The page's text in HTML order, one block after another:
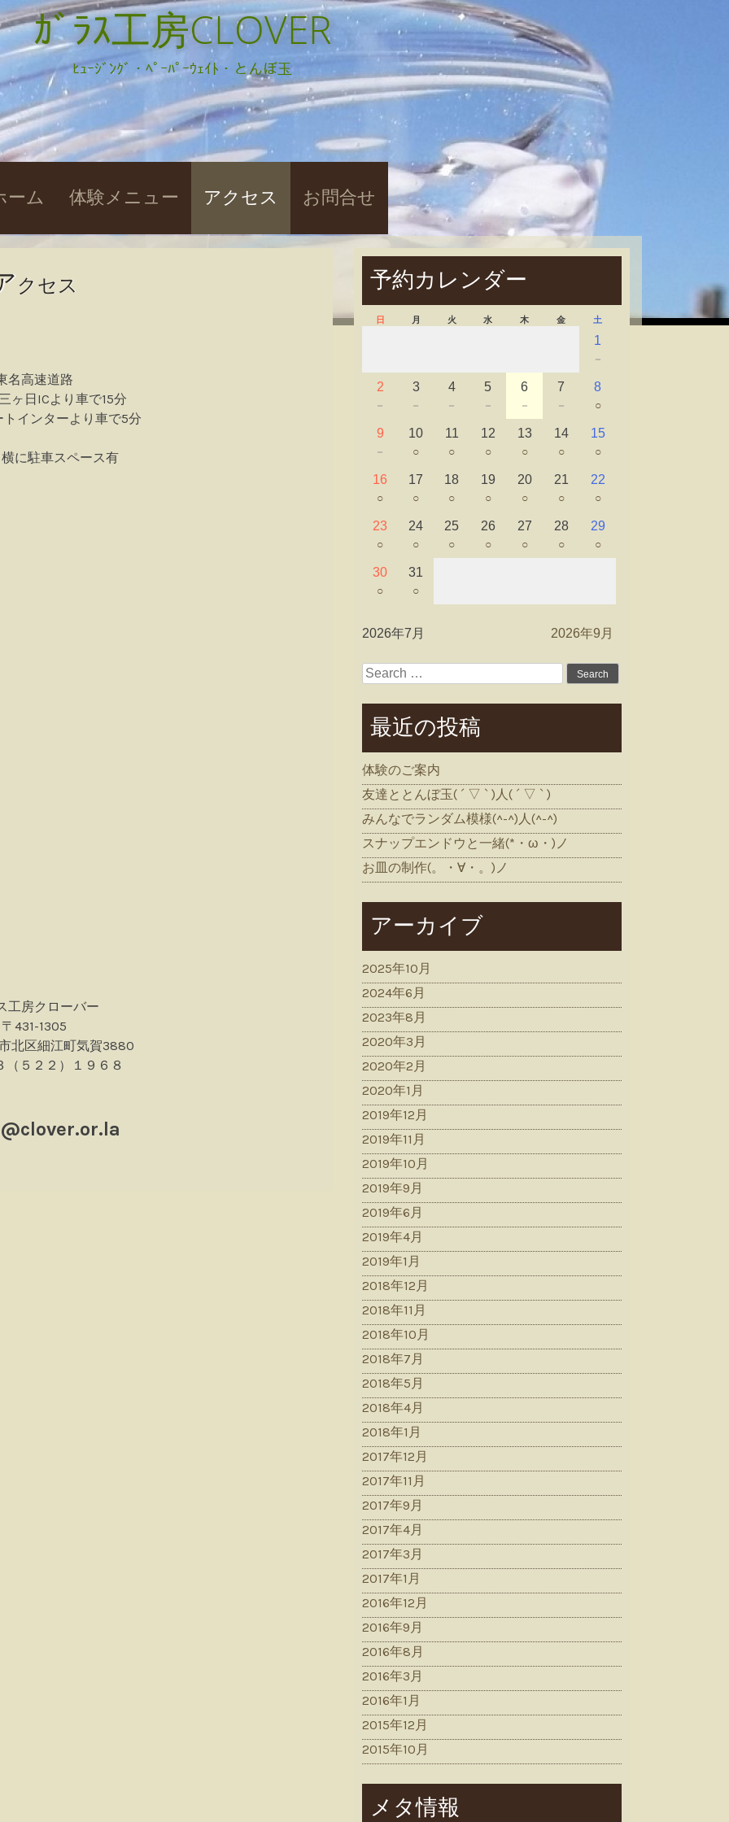
ｶﾞﾗｽ工房CLOVER
ﾋｭｰｼﾞﾝｸﾞ・ﾍﾟｰﾊﾟｰｳｪｲﾄ・とんぼ玉
ーム 体験メニュー アクセス お問合せ
クセス
名高速道路
ヶ日ICより車で15分
インターより車で5分
に駐車スペース有
工房クローバー
〒431-1305
北区細江町気賀3880
（５２２）１９６８
予約カレンダー
日 月 火 水 木 金 土
1
－
2
－
3
－
4
－
5
－
6
－
7
－
8
○
9
－
10
○
11
○
12
○
13
○
14
○
15
○
16
○
17
○
18
○
19
○
20
○
21
○
22
○
23
○
24
○
25
○
26
○
27
○
28
○
29
○
30
○
31
○
2026年7月 2026年9月
Search
最近の投稿
体験のご案内
友達ととんぼ玉( ´ ▽ ` )人( ´ ▽ ` )
みんなでランダム模様(^-^)人(^-^)
スナップエンドウと一緒(*・ω・)ノ
お皿の制作(。・∀・。)ノ
アーカイブ
2025年10月
2024年6月
2023年8月
2020年3月
2020年2月
2020年1月
2019年12月
2019年11月
2019年10月
2019年9月
2019年6月
2019年4月
2019年1月
2018年12月
2018年11月
2018年10月
2018年7月
2018年5月
2018年4月
2018年1月
2017年12月
2017年11月
2017年9月
2017年4月
2017年3月
2017年1月
2016年12月
2016年9月
2016年8月
2016年3月
2016年1月
2015年12月
2015年10月
メタ情報